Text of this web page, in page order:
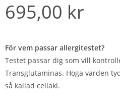
695,00 kr
För vem passar allergitestet?
Testet passar dig som vill
Transglutaminas. Höga värden
så kallad celiaki.